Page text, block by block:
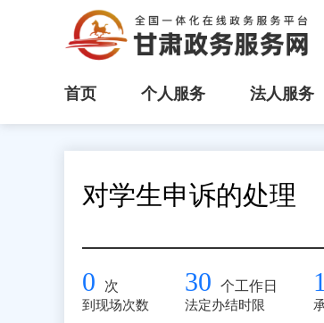
首页 个人服务 法人服务
对学生申诉的处理
0 次
到现场次数
30 个工作日
法定办结时限
1